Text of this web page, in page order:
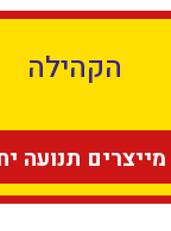
הקהילה
מייצרים תנועה